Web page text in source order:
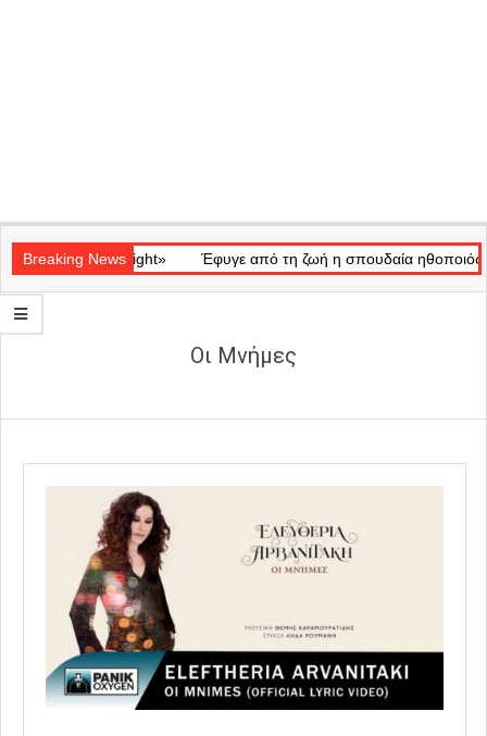
Navigation
Menu
Breaking News
«Ray of Light» Έφυγε από τη ζωή η σπουδαία ηθοποιός
Οι Μνήμες